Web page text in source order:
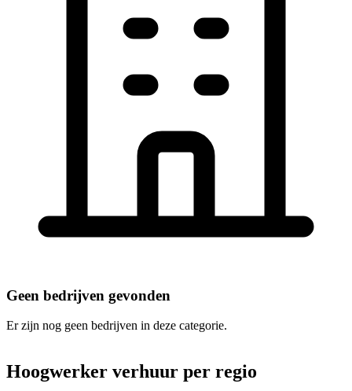
Geen bedrijven gevonden
Er zijn nog geen bedrijven in deze categorie.
Hoogwerker verhuur per regio